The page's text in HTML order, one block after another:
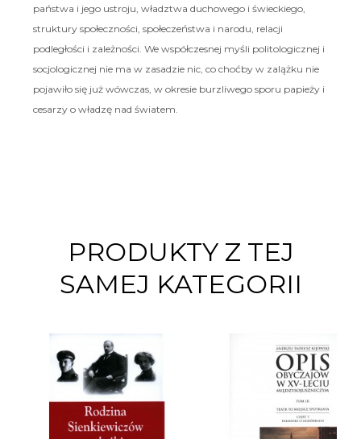
państwa i jego ustroju, władztwa duchowego i świeckiego,
struktury społeczności, społeczeństwa i narodu, relacji
podległości i zależności. We współczesnej myśli politologicznej i
socjologicznej nie ma w zasadzie nic, co choćby w zalążku nie
pojawiło się już wówczas, w okresie burzliwego sporu papieży i
cesarzy o władzę nad światem.
PRODUKTY Z TEJ
SAMEJ KATEGORII